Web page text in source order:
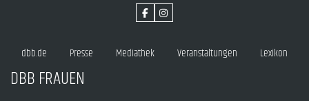
dbb.de Presse Mediathek Veranstaltungen Lexikon
DBB FRAUEN